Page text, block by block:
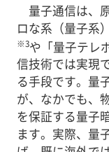
量子通信は、
ロな系（量子系
※3や「量子テレ
信技術では実現
る手段です。量
が、なかでも、
を保証する量子
ます。実際、量